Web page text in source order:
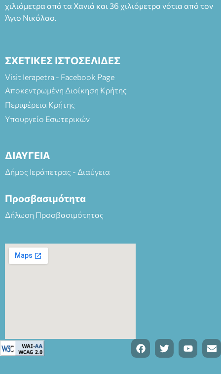
χιλιόμετρα από τα Χανιά και 36 χιλιόμετρα νότια από τον
Άγιο Νικόλαο.
ΣΧΕΤΙΚΕΣ ΙΣΤΟΣΕΛΙΔΕΣ
Visit Ierapetra - Facebook Page
Αποκεντρωμένη Διοίκηση Κρήτης
Περιφέρεια Κρήτης
Υπουργείο Εσωτερικών
ΔΙΑΥΓΕΙΑ
Δήμος Ιεράπετρας - Διαύγεια
Προσβασιμότητα
Δήλωση Προσβασιμότητας